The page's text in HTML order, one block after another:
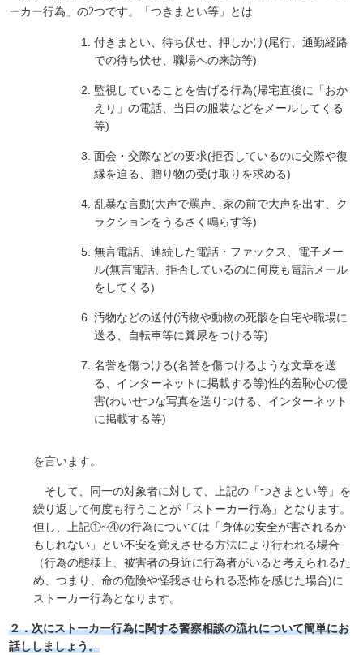
ーカー行為」の2つです。「つきまとい等」とは
付きまとい、待ち伏せ、押しかけ(尾行、通勤経路
での待ち伏せ、職場への来訪等)
監視していることを告げる行為(帰宅直後に「おか
えり」の電話、当日の服装などをメールしてくる
等)
面会・交際などの要求(拒否しているのに交際や復
縁を迫る、贈り物の受け取りを求める)
乱暴な言動(大声で罵声、家の前で大声を出す、ク
ラクションをうるさく鳴らす等)
無言電話、連続した電話・ファックス、電子メー
ル(無言電話、拒否しているのに何度も電話メール
をしてくる)
汚物などの送付(汚物や動物の死骸を自宅や職場に
送る、自転車等に糞尿をつける等)
名誉を傷つける(名誉を傷つけるような文章を送
る、インターネットに掲載する等)性的羞恥心の侵
害(わいせつな写真を送りつける、インターネット
に掲載する等)
を言います。
そして、同一の対象者に対して、上記の「つきまとい等」を
繰り返して何度も行うことが「ストーカー行為」となります。
但し、上記①~④の行為については「身体の安全が害されるか
もしれない」とい不安を覚えさせる方法により行われる場合
（行為の態様上、被害者の身近に行為者がいると考えられるた
め、つまり、命の危険や怪我させられる恐怖を感じた場合)に
ストーカー行為となります。
２．次にストーカー行為に関する警察相談の流れについて簡単にお
話ししましょう。